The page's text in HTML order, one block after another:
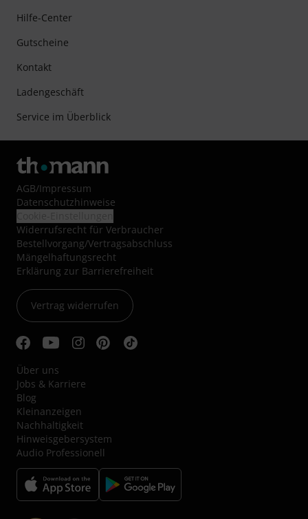
Hilfe-Center
Gutscheine
Kontakt
Ladengeschäft
Service im Überblick
AGB/Impressum
Datenschutzhinweise
Widerrufsrecht für Verbraucher
Bestellvorgang/Vertragsabschluss
Mängelhaftungsrecht
Erklärung zur Barrierefreiheit
Vertrag widerrufen
Über uns
Jobs & Karriere
Blog
Kleinanzeigen
Nachhaltigkeit
Hinweisgebersystem
Audio Professionell